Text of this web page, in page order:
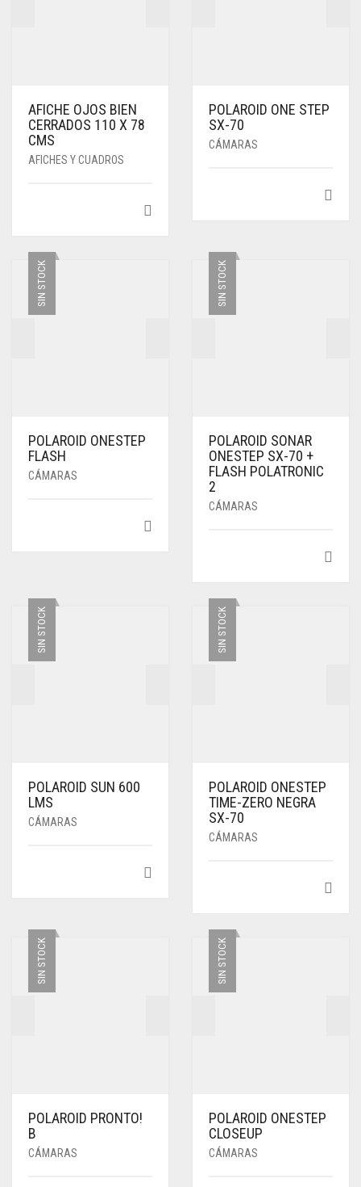
AFICHE OJOS BIEN
CERRADOS 110 X 78
CMS
AFICHES Y CUADROS
POLAROID ONE STEP
SX-70
CÁMARAS
SIN STOCK
POLAROID ONESTEP
FLASH
CÁMARAS
SIN STOCK
POLAROID SONAR
ONESTEP SX-70 +
FLASH POLATRONIC
2
CÁMARAS
SIN STOCK
POLAROID SUN 600
LMS
CÁMARAS
SIN STOCK
POLAROID ONESTEP
TIME-ZERO NEGRA
SX-70
CÁMARAS
SIN STOCK
POLAROID PRONTO!
B
CÁMARAS
SIN STOCK
POLAROID ONESTEP
CLOSEUP
CÁMARAS